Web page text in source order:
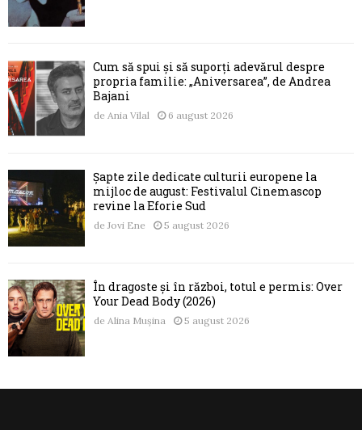
Cum să spui și să suporți adevărul despre
propria familie: „Aniversarea”, de Andrea
Bajani
de Ania Vilal 6 august 2026
Șapte zile dedicate culturii europene la
mijloc de august: Festivalul Cinemascop
revine la Eforie Sud
de Jovi Ene 5 august 2026
În dragoste și în război, totul e permis: Over
Your Dead Body (2026)
de Alina Mușina 5 august 2026